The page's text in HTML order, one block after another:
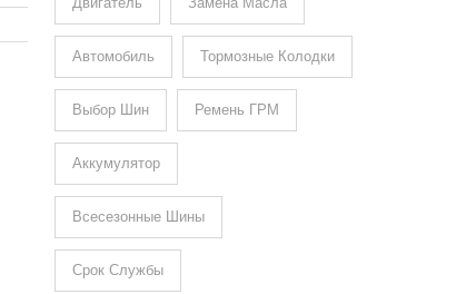
Автомобиль Тормозные Колодки
Выбор Шин Ремень ГРМ
Аккумулятор
Всесезонные Шины
Срок Службы